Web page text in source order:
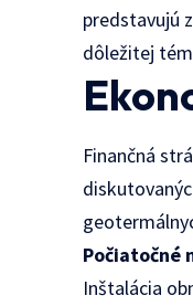
predstavujú
dôležitej
Finančná
Počiatočné
Inštalácia